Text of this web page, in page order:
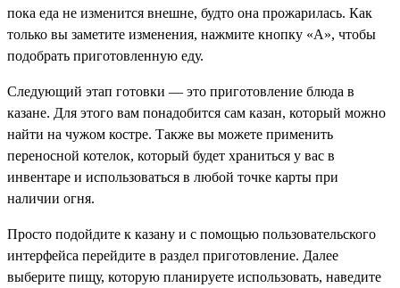
пока еда не изменится внешне, будто она прожарилась. Как
только вы заметите изменения, нажмите кнопку «А», чтобы
подобрать приготовленную еду.
Следующий этап готовки — это приготовление блюда в
казане. Для этого вам понадобится сам казан, который можно
найти на чужом костре. Также вы можете применить
переносной котелок, который будет храниться у вас в
инвентаре и использоваться в любой точке карты при
наличии огня.
Просто подойдите к казану и с помощью пользовательского
интерфейса перейдите в раздел приготовление. Далее
выберите пищу, которую планируете использовать, наведите